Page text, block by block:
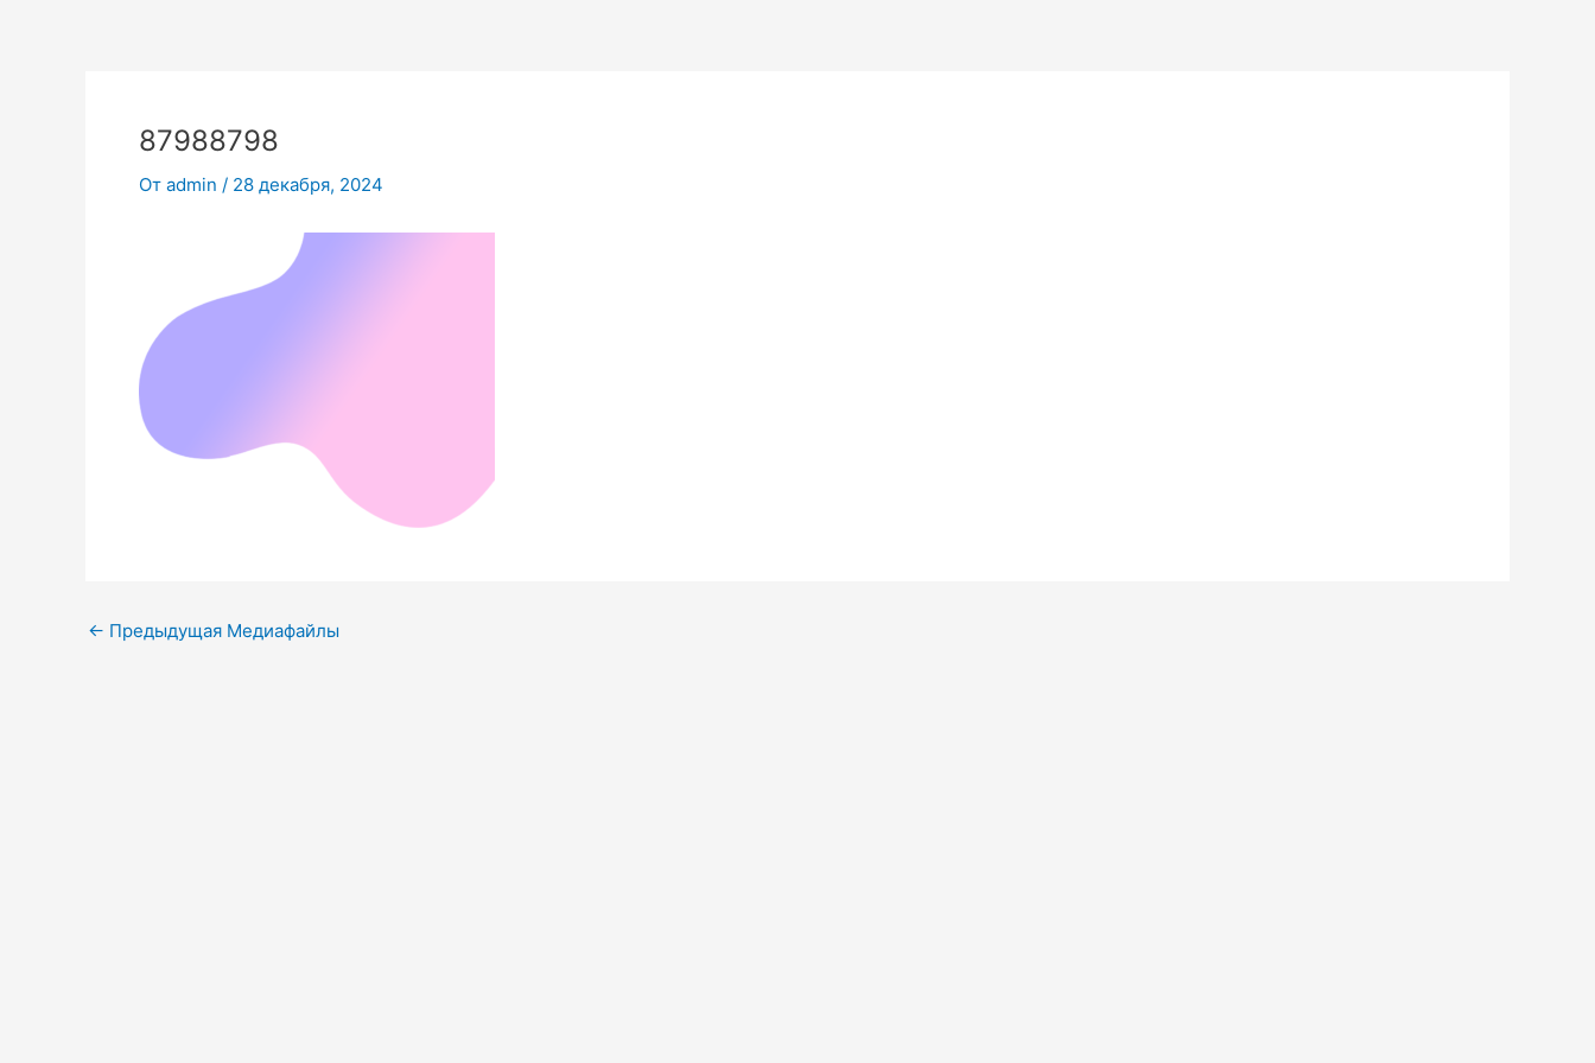
87988798
От admin / 28 декабря, 2024
← Предыдущая Медиафайлы